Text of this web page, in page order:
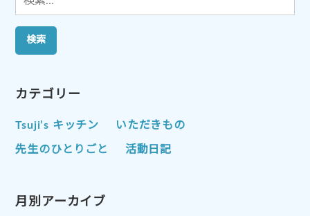
索:
カテゴリー
Tsuji’s キッチン いただきもの
先生のひとりごと 活動日記
月別アーカイブ